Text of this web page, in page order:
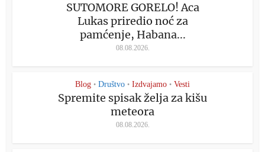
SUTOMORE GORELO! Aca
Lukas priredio noć za
pamćenje, Habana...
08.08.2026.
Blog • Društvo • Izdvajamo • Vesti
Spremite spisak želja za kišu
meteora
08.08.2026.